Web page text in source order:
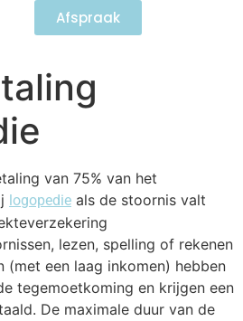
Afspraak
van 75% van het
logopedie als de stoornis valt
lezen, spelling of rekenen
(met een laag inkomen) hebben
tegemoetkoming en krijgen een
De maximale duur van de